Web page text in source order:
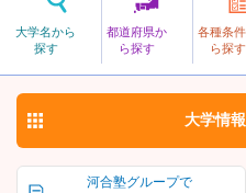
大学名から
探す
都道府県か
ら探す
各種条
ら探す
私立
おおさかたいいく
大阪体育大学
河合塾グループで
大学情報